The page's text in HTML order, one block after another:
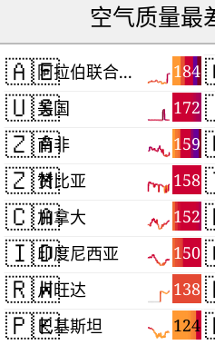
空气质量最
🇦🇪 184
阿拉伯联合酋长国
🇺🇸 172
美国
🇿🇦 159
南非
🇿🇲 158
赞比亚
🇨🇦 152
加拿大
🇮🇩 150
印度尼西亚
🇷🇼 138
卢旺达
🇵🇰 124
巴基斯坦